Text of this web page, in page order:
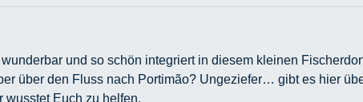
und so schön integriert in diesem kleinen
über den Fluss nach Portimão? Ungeziefer… gibt es hier
wusstet Euch zu helfen.